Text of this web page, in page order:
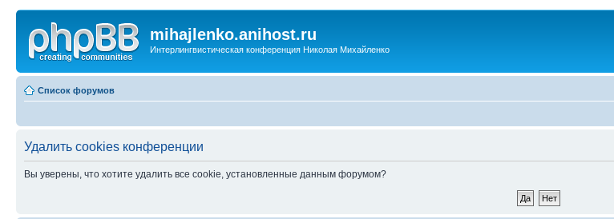
mihajlenko.anihost.ru
Интерлингвистическая конференция Николая Михайленко
Список форумов
Удалить cookies конференции
Вы уверены, что хотите удалить все cookie, установленные данным форумом?